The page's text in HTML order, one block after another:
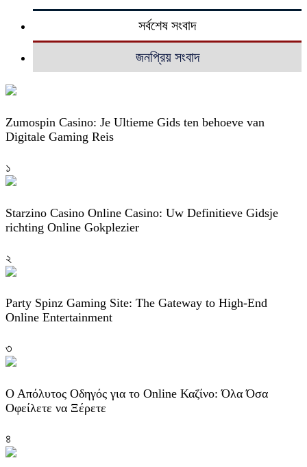
সর্বশেষ সংবাদ
জনপ্রিয় সংবাদ
Zumospin Casino: Je Ultieme Gids ten behoeve van
Digitale Gaming Reis
১
Starzino Casino Online Casino: Uw Definitieve Gidsje
richting Online Gokplezier
২
Party Spinz Gaming Site: The Gateway to High-End
Online Entertainment
৩
Ο Απόλυτος Οδηγός για το Online Καζίνο: Όλα Όσα
Οφείλετε να Ξέρετε
৪